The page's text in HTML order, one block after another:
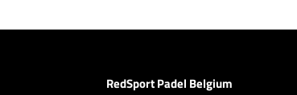
RedSport Padel Belgium